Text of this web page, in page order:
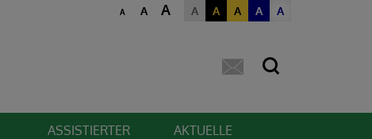
A A A A A A A A
ASSISTIERTER
AKTUELLE